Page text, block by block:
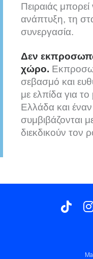
Πειραιάς
ανάπτυξη, τη
συνεργασία.
Δεν
χώρο.
σεβασμό και
με ελπίδα για
Ελλάδα και
συμβιβάζονται
διεκδικούν τον